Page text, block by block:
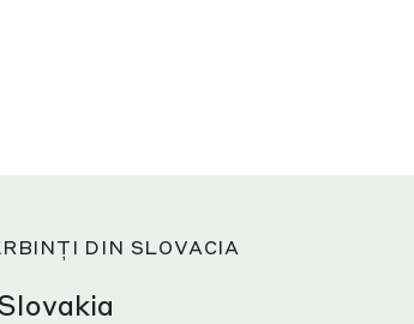
DIN SLOVACIA